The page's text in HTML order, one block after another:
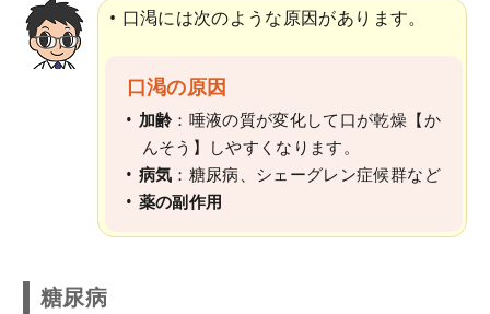
口渇には次のような原因があります。
口渇の原因
加齢：唾液の質が変化して口が乾燥【か
んそう】しやすくなります。
病気 ：糖尿病、シェーグレン症候群など
薬の副作用
糖尿病